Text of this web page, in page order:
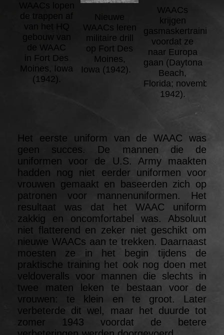
WAACs lopen
de trappen af
van het HQ
gebouw van
de WAAC
in Fort Des
Moines, Iowa
(1942).
Nieuwe
WAACs leren
militaire drill
op Fort Des
Moines,
Iowa (1942).
WAACs
krijgen
gasmaskertraining
voordat ze
naar Europa
gaan (Daytona
Beach,
Florida; november
1942).
Het eerste uniform van de WAAC was
geen succes. De mannen die de
uniformen voor de U.S. Army maakten
hadden nog niet eerder uniformen voor
vrouwen gemaakt en baseerden zich op
patronen voor mannenuniformen. Het
resultaat was dat het WAAC uniform
zakkig en oncomfortabel was. Absoluut
niet flatterend en zeker niet geschikt om
nieuwe WAACs aan te trekken. Daarnaast
moesten ze in het begin tijdens de
praktische training het ook nog doen met
veldoveralls voor mannen die slechts in
twee maten leken te bestaan voor de
vrouwen: te klein en te groot. Later
verbeterde dit wel, maar het duurde tot
zomer 1943 voordat de betere